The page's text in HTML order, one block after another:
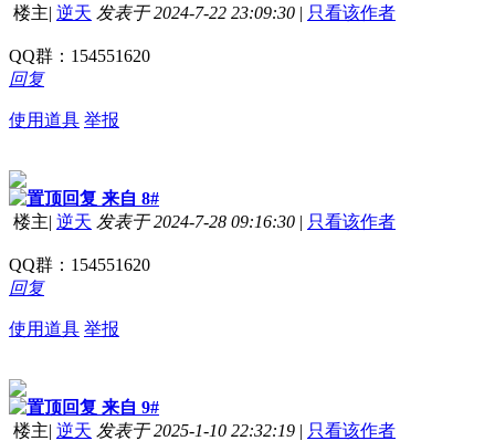
楼主| 逆天 发表于 2024-7-22 23:09:30 | 只看该作者
QQ群：154551620
回复
使用道具 举报
来自 8#
楼主| 逆天 发表于 2024-7-28 09:16:30 | 只看该作者
QQ群：154551620
回复
使用道具 举报
来自 9#
楼主| 逆天 发表于 2025-1-10 22:32:19 | 只看该作者